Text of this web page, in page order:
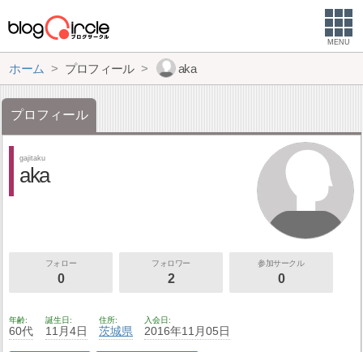
MENU
ホーム プロフィール aka
プロフィール
gajitaku
aka
フォロー
0
フォロワー
2
参加サークル
0
年齢
60代
誕生日
11月4日
住所
茨城県
入会日
2016年11月05日